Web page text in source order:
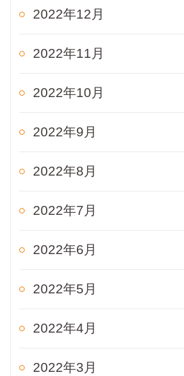
2022年12月
2022年11月
2022年10月
2022年9月
2022年8月
2022年7月
2022年6月
2022年5月
2022年4月
2022年3月